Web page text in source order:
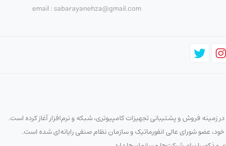
email : sabarayanehza@gmail.com
عضو شورای عالی انفورماتیک و سازمان نظام صنفی رایانه‌ای شده است.